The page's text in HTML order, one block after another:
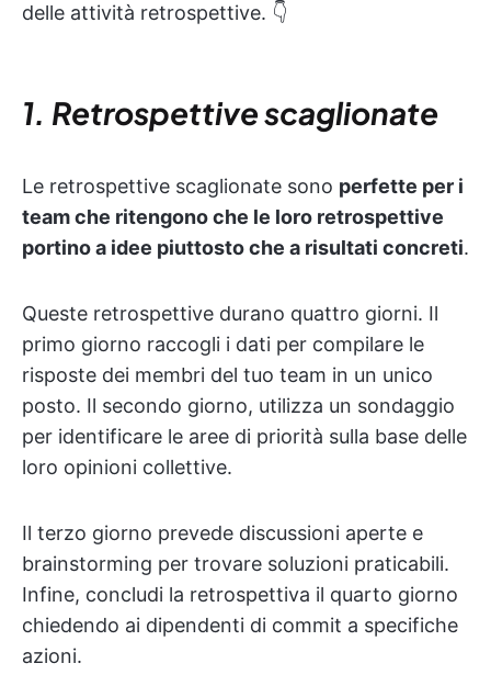
delle attività retrospettive. 👇
1. Retrospettive scaglionate
Le retrospettive scaglionate sono perfette per i
team che ritengono che le loro retrospettive
portino a idee piuttosto che a risultati concreti.
Queste retrospettive durano quattro giorni. Il
primo giorno raccogli i dati per compilare le
risposte dei membri del tuo team in un unico
posto. Il secondo giorno, utilizza un sondaggio
per identificare le aree di priorità sulla base delle
loro opinioni collettive.
Il terzo giorno prevede discussioni aperte e
brainstorming per trovare soluzioni praticabili.
Infine, concludi la retrospettiva il quarto giorno
chiedendo ai dipendenti di commit a specifiche
azioni.